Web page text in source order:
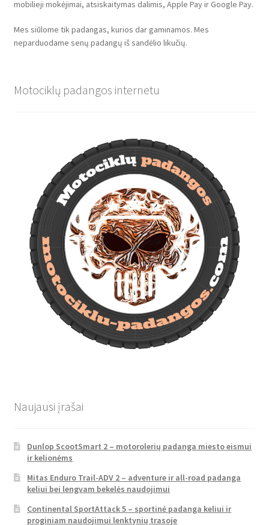
mobilieji mokėjimai, atsiskaitymas dalimis, Apple Pay ir Google Pay.
Mes siūlome tik padangas, kurios dar gaminamos. Mes
neparduodame senų padangų iš sandėlio likučių.
Motociklų padangos internetu
Naujausi įrašai
Dunlop ScootSmart 2 – motorolerių padanga miesto eismui
ir kelionėms
Mitas Enduro Trail-ADV 2 – adventure ir all-road padanga
keliui bei lengvam bekelės naudojimui
Continental SportAttack 5 – sportinė padanga keliui ir
proginiam naudojimui lenktynių trasoje